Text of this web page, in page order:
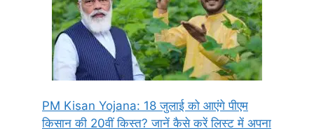
PM Kisan Yojana: 18 जुलाई को आएंगे पीएम
किसान की 20वीं किस्त? जानें कैसे करें लिस्ट में अपना